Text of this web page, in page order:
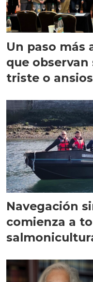
Un paso más
que
triste o
Navegación
comienza a